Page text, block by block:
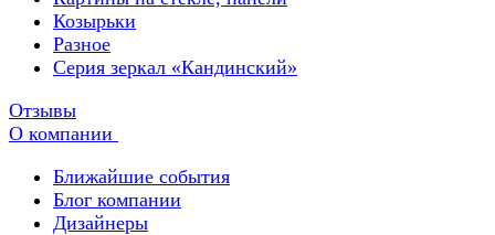
Козырьки
Разное
Серия зеркал «Кандинский»
Отзывы
О компании
Ближайшие события
Блог компании
Дизайнеры